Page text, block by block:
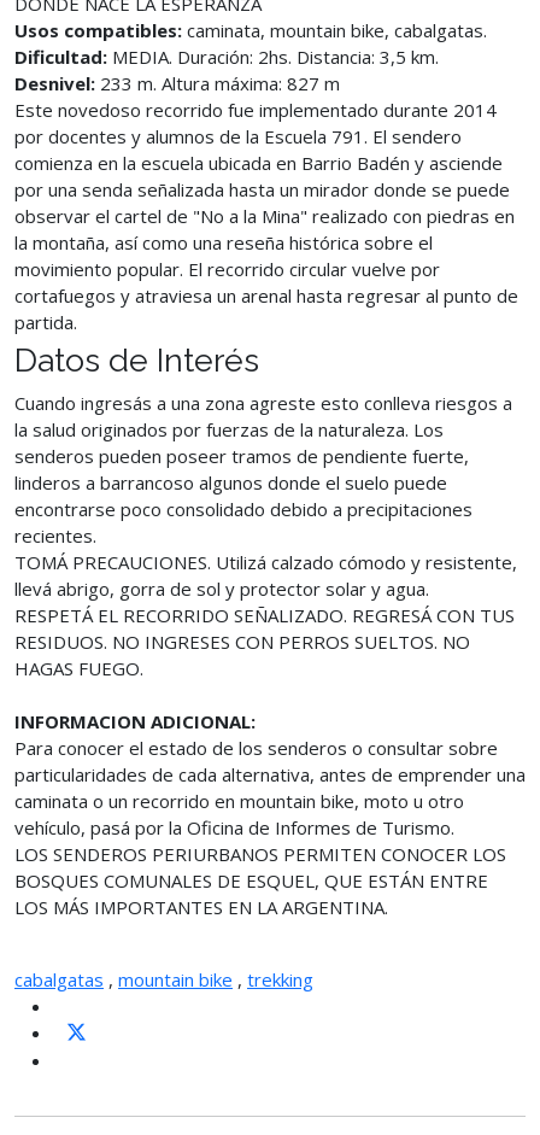
Usos compatibles: caminata, mountain bike, cabalgatas.
Dificultad: MEDIA. Duración: 2hs. Distancia: 3,5 km.
Desnivel: 233 m. Altura máxima: 827 m
Este novedoso recorrido fue implementado durante 2014
por docentes y alumnos de la Escuela 791. El sendero
comienza en la escuela ubicada en Barrio Badén y asciende
por una senda señalizada hasta un mirador donde se puede
observar el cartel de "No a la Mina" realizado con piedras en
la montaña, así como una reseña histórica sobre el
movimiento popular. El recorrido circular vuelve por
cortafuegos y atraviesa un arenal hasta regresar al punto de
partida.
Datos de Interés
Cuando ingresás a una zona agreste esto conlleva riesgos a
la salud originados por fuerzas de la naturaleza. Los
senderos pueden poseer tramos de pendiente fuerte,
linderos a barrancoso algunos donde el suelo puede
encontrarse poco consolidado debido a precipitaciones
recientes.
TOMÁ PRECAUCIONES. Utilizá calzado cómodo y resistente,
llevá abrigo, gorra de sol y protector solar y agua.
RESPETÁ EL RECORRIDO SEÑALIZADO. REGRESÁ CON TUS
RESIDUOS. NO INGRESES CON PERROS SUELTOS. NO
HAGAS FUEGO.
INFORMACION ADICIONAL:
Para conocer el estado de los senderos o consultar sobre
particularidades de cada alternativa, antes de emprender una
caminata o un recorrido en mountain bike, moto u otro
vehículo, pasá por la Oficina de Informes de Turismo.
LOS SENDEROS PERIURBANOS PERMITEN CONOCER LOS
BOSQUES COMUNALES DE ESQUEL, QUE ESTÁN ENTRE
LOS MÁS IMPORTANTES EN LA ARGENTINA.
cabalgatas , mountain bike , trekking